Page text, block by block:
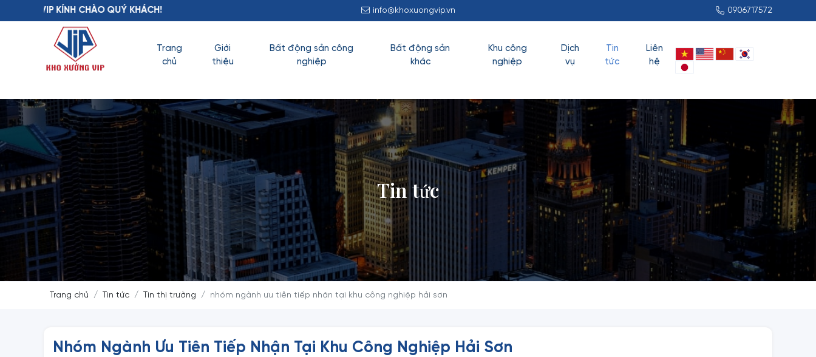
CHÀO QUÝ KHÁCH! 0906717572
info@khoxuongvip.vn
Trang
chủ
Giới
thiệu
Bất động sản công
nghiệp
Bất động sản
khác
Khu công
nghiệp
Dịch
vụ
Tin
tức
Liên
hệ
Tin tức
Trang chủ Tin tức Tin thị trường nhóm ngành ưu tiên tiếp nhận tại khu công nghiệp hải sơn
Nhóm Ngành Ưu Tiên Tiếp Nhận Tại Khu Công Nghiệp Hải Sơn